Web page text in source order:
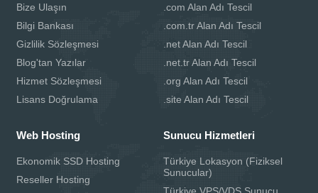
Bize Ulaşın
Bilgi Bankası
Gizlilik Sözleşmesi
Blog'tan Yazılar
Hizmet Sözleşmesi
Lisans Doğrulama
.com Alan Adı Tescil
.com.tr Alan Adı Tescil
.net Alan Adı Tescil
.net.tr Alan Adı Tescil
.org Alan Adı Tescil
.site Alan Adı Tescil
Web Hosting
Ekonomik SSD Hosting
Reseller Hosting
Sunucu Hizmetleri
Türkiye Lokasyon (Fiziksel
Sunucular)
Türkiye VPS/VDS Sunucu